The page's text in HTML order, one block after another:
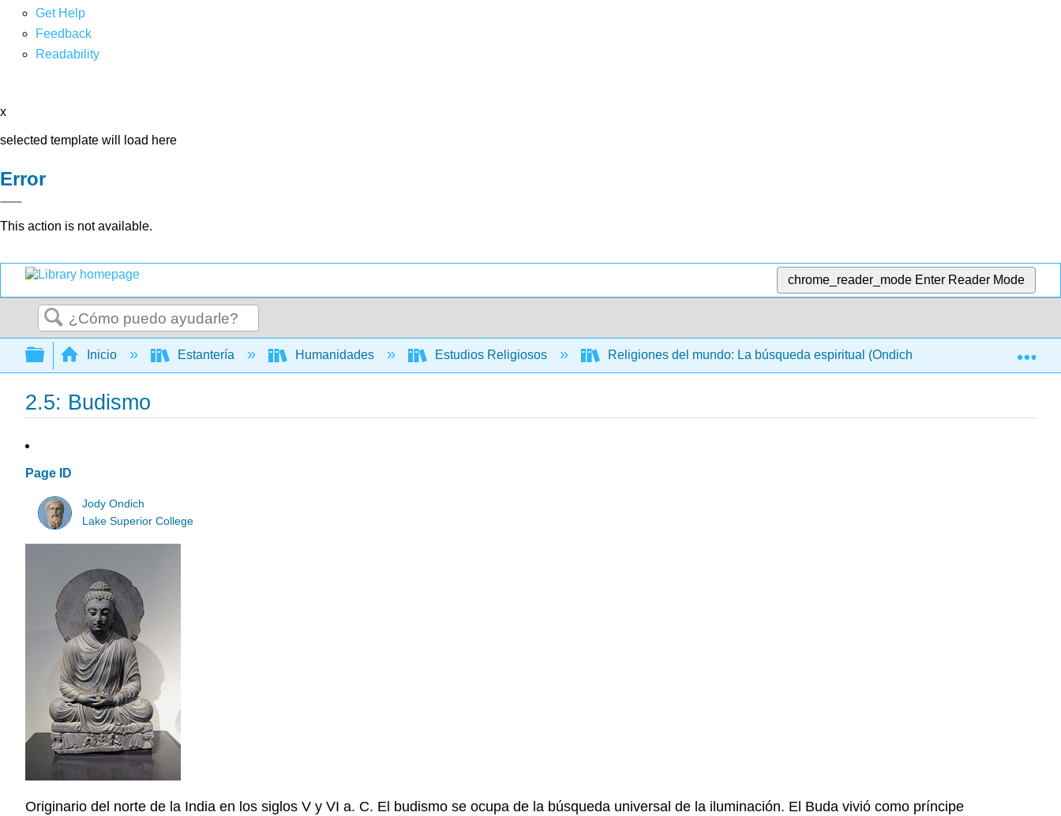
Get Help
Feedback
Readability
x
selected template will load here
Error
This action is not available.
chrome_reader_mode Enter Reader Mode
Buscar
Expandir/contraer jerarquía global
Inicio Estantería Humanidades Estudios Religiosos Religiones del mundo: La búsqueda espiritual (Ondich) 2: Orígenes
2.5: Budismo
Page ID
Jody Ondich
Lake Superior College
Originario del norte de la India en los siglos V y VI a. C. El budismo se ocupa de la búsqueda universal de la iluminación. El Buda vivió como príncipe